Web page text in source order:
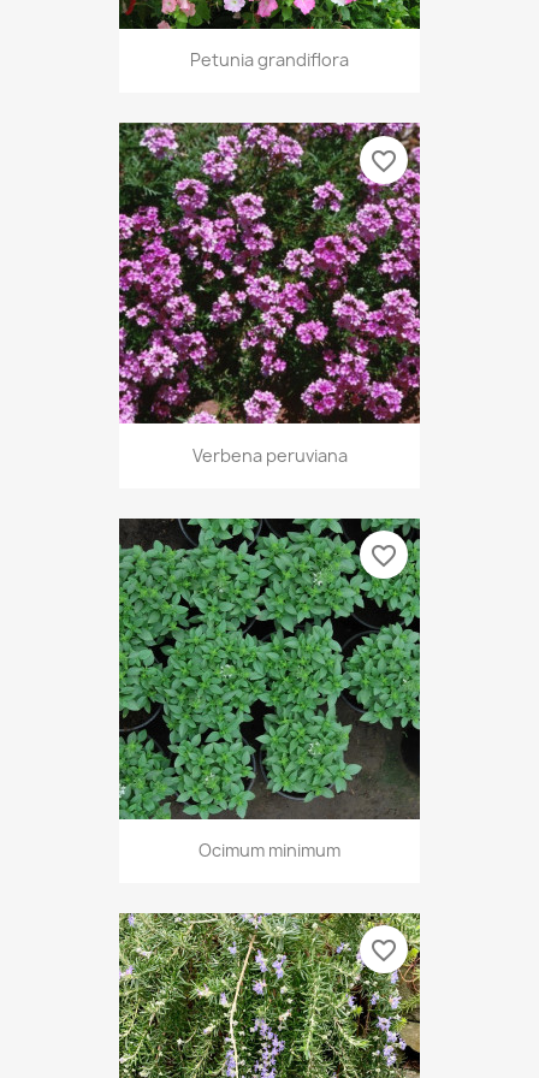
Petunia grandiflora
Verbena peruviana
favorite_border
Ocimum minimum
favorite_border
favorite_border